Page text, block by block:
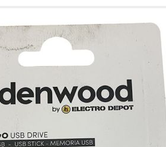
tipos de cookies.
las cookies que se
Cookies
Estas cookies son
presentación del